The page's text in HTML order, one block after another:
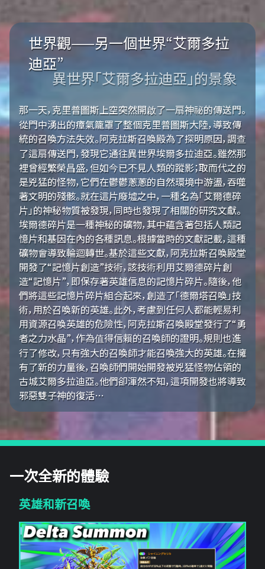
世界觀——另一個世界“艾爾多拉
迪亞”
異世界「艾爾多拉迪亞」的景象
那一天，克里普圖斯上空突然開啟了一扇神祕的傳送門。
從門中湧出的瘴氣籠罩了整個克里普圖斯大陸，導致傳
統的召喚方法失效。阿克拉斯召喚殿為了探明原因，調查
了這扇傳送門，發現它通往異世界埃爾多拉迪亞。雖然那
裡曾經繁榮昌盛，但如今已不見人類的蹤影；取而代之的
是兇猛的怪物，它們在鬱鬱蔥蔥的自然環境中游盪，吞噬
著文明的殘骸。就在這片廢墟之中，一種名為「艾爾德碎
片」的神秘物質被發現，同時也發現了相關的研究文獻。
埃爾德碎片是一種神秘的礦物，其中蘊含著包括人類記
憶片和基因在內的各種訊息。根據當時的文獻記載，這種
礦物會導致輪迴轉世。基於這些文獻，阿克拉斯召喚殿堂
開發了“記憶片創造”技術，該技術利用艾爾德碎片創
造“記憶片”，即保存著英雄信息的記憶片碎片。隨後，他
們將這些記憶片碎片組合起來，創造了「德爾塔召喚」技
術，用於召喚新的英雄。此外，考慮到任何人都能輕易利
用資源召喚英雄的危險性，阿克拉斯召喚殿堂發行了“勇
者之力水晶”，作為值得信賴的召喚師的證明。規則也進
行了修改，只有強大的召喚師才能召喚強大的英雄。在擁
有了新的力量後，召喚師們開始開發被兇猛怪物佔領的
古城艾爾多拉迪亞。他們卻渾然不知，這項開發也將導致
邪惡雙子神的復活…
一次全新的體驗
英雄和新召喚